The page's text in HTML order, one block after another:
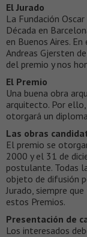
El Jurado
La Fundación
Década en
en Buenos Aires.
Andreas Gjersten
del premio y nos
El Premio
Una buena obra
arquitecto. Por
otorgará un
Las obras
El premio se
2000 y el 31 de
postulante. Todas
objeto de difusión
Jurado, siempre
estos Premios.
Presentación de
Los interesados